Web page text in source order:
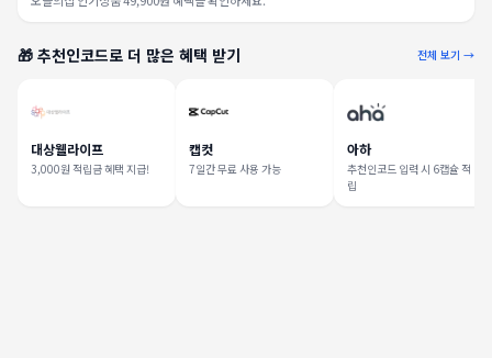
🎁 추천인코드로 더 많은 혜택 받기 전체 보기 →
대상웰라이프
3,000원 적립금 혜택 지급!
캡컷
7일간 무료 사용 가능
아하
추천인코드 입력 시 6캡슐 적
립